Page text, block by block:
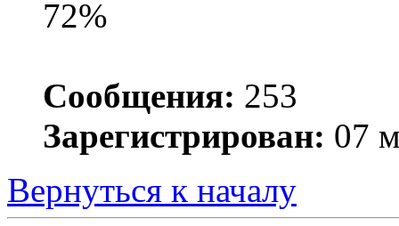
Сообщения: 253
Зарегистрирован: 07
Вернуться к началу